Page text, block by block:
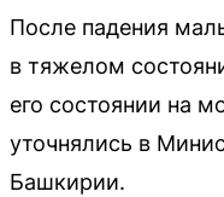
После падения
в тяжелом
его состоянии на
уточнялись в
Башкирии.